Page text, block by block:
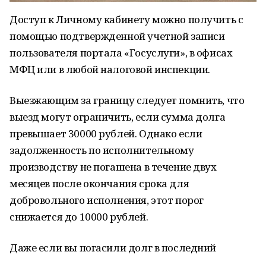
Доступ к Личному кабинету можно получить с
помощью подтвержденной учетной записи
пользователя портала «Госуслуги», в офисах
МФЦ или в любой налоговой инспекции.
Выезжающим за границу следует помнить, что
выезд могут ограничить, если сумма долга
превышает 30000 рублей. Однако если
задолженность по исполнительному
производству не погашена в течение двух
месяцев после окончания срока для
добровольного исполнения, этот порог
снижается до 10000 рублей.
Даже если вы погасили долг в последний